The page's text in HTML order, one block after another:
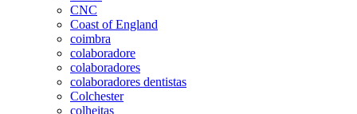
CNC
Coast of England
coimbra
colaboradore
colaboradores
colaboradores dentistas
Colchester
colheitas